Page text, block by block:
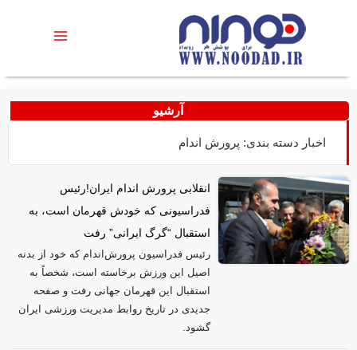
آرشیو
اخبار دسته بندی: پرورش اندام
انقلابی پرورش اندام ایران!رئیس
فدراسیونی که خودش قهرمان است، به
استقبال “گرگ ایرانی” رفت
رئیس فدراسیون پرورش‌اندام که خود از بدنه
اصیل این ورزش برخاسته است، شخصاً به
استقبال این قهرمان جهانی رفت و صفحه
جدیدی در تاریخ روابط مدیریت ورزشی ایران
گشود.